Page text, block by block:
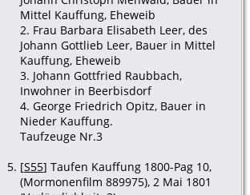
Mittel Kauffung, Eheweib
2. Frau Barbara Elisabeth Leer, des
Johann Gottlieb Leer, Bauer in Mittel
Kauffung, Eheweib
3. Johann Gottfried Raubbach,
Inwohner in Beerbisdorf
4. George Friedrich Opitz, Bauer in
Nieder Kauffung.
Taufzeuge Nr.3
[S55] Taufen Kauffung 1800-Pag 10,
(Mormonenfilm 889975), 2 Mai 1801